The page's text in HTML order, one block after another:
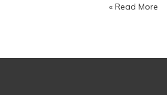
Read More »